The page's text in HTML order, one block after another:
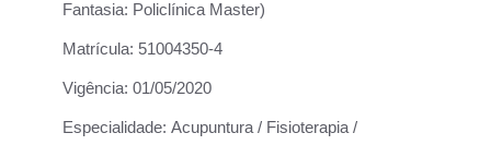
Fantasia: Policlínica Master)
Matrícula: 51004350-4
Vigência: 01/05/2020
Especialidade: Acupuntura / Fisioterapia /